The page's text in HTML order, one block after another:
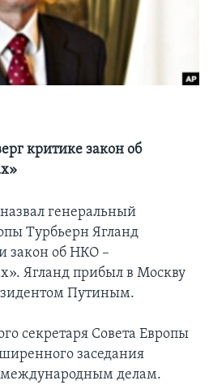
критике закон об
генеральный
Турбьерн Ягланд
закон об НКО –
Ягланд прибыл в Москву
Путиным.
секретаря Совета Европы
заседания
международным делам.